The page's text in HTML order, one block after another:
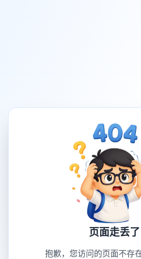
页面走丢了
抱歉，您访问的页面不存